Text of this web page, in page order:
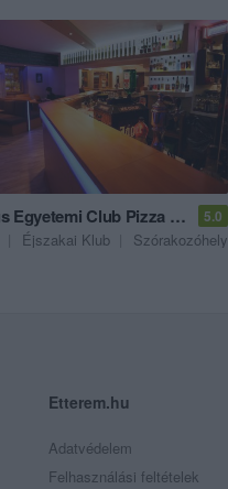
Campus Egyetemi Club Pizza & Food 5.0
Éjszakai Klub Szórakozóhely
Etterem.hu
Adatvédelem
Felhasználási feltételek